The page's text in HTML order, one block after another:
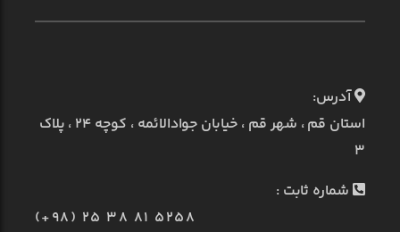
آدرس:
استان قم ، شهر قم ، خیابان جوادالائمه ، کوچه ۲۴ ، پلاک
۳
شماره ثابت :
(+98) 25 38 81 5258